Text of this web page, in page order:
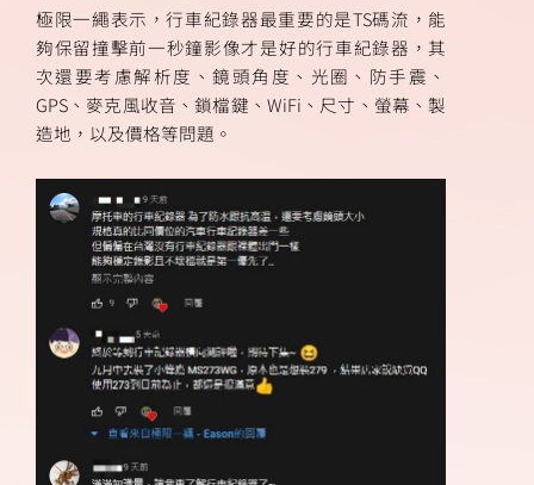
極限一繩表示，行車紀錄器最重要的是TS碼流，能
夠保留撞擊前一秒鐘影像才是好的行車紀錄器，其
次還要考慮解析度、鏡頭角度、光圈、防手震、
GPS、麥克風收音、鎖檔鍵、WiFi、尺寸、螢幕、製
造地，以及價格等問題。